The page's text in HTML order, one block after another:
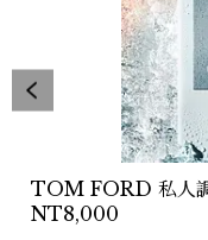
TOM FORD 私人
NT8,000